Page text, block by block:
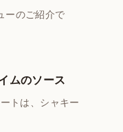
ーのご紹介で
ムのソース
トは、シャキー